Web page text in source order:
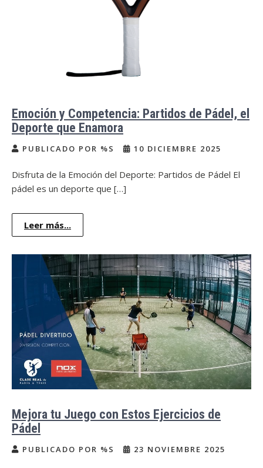
Emoción y Competencia: Partidos de Pádel, el
Deporte que Enamora
PUBLICADO POR %S 10 DICIEMBRE 2025
Disfruta de la Emoción del Deporte: Partidos de Pádel El
pádel es un deporte que […]
Leer más...
Mejora tu Juego con Estos Ejercicios de
Pádel
PUBLICADO POR %S 23 NOVIEMBRE 2025